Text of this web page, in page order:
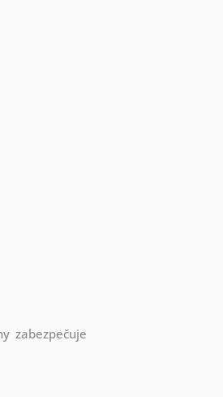
zabezpečuje